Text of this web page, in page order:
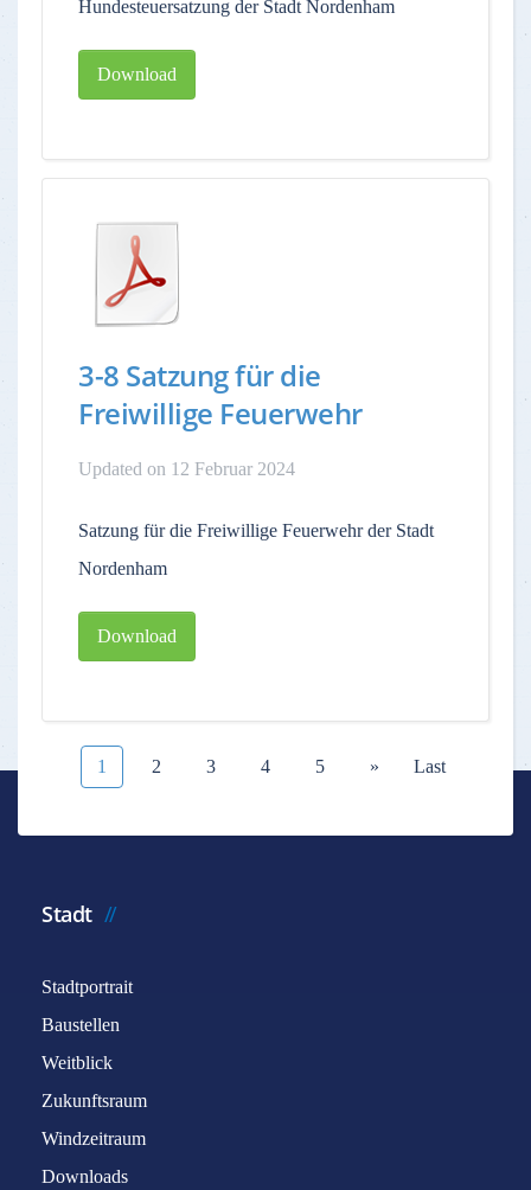
Hundesteuersatzung der Stadt Nordenham
Download
3-8 Satzung für die
Freiwillige Feuerwehr
Updated on 12 Februar 2024
Satzung für die Freiwillige Feuerwehr der Stadt
Nordenham
Download
1 2 3 4 5 » Last
Stadt
Stadtportrait
Baustellen
Weitblick
Zukunftsraum
Windzeitraum
Downloads